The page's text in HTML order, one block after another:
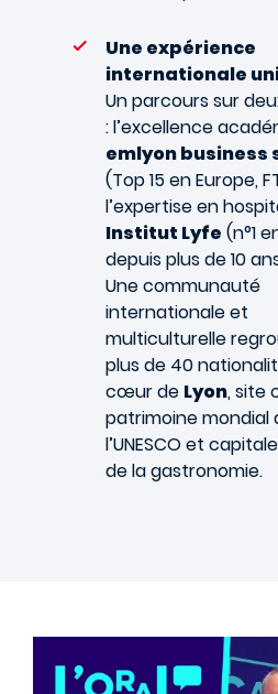
Une expérience
internationale
Un parcours sur
: l’excellence
emlyon business
(Top 15 en Europe,
l’expertise en
Institut Lyfe (n°1
depuis plus de 10
Une communauté
internationale et
multiculturelle
plus de 40
cœur de Lyon, site
patrimoine mondial
l’UNESCO et
de la gastronomie.